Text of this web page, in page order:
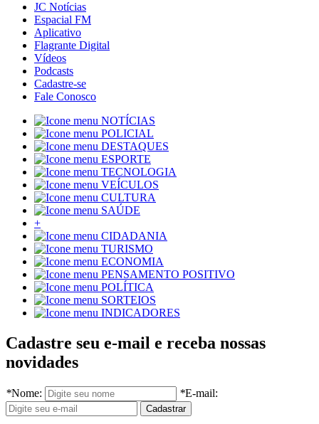
JC Notícias
Espacial FM
Aplicativo
Flagrante Digital
Vídeos
Podcasts
Cadastre-se
Fale Conosco
NOTÍCIAS
POLICIAL
DESTAQUES
ESPORTE
TECNOLOGIA
VEÍCULOS
CULTURA
SAÚDE
+
CIDADANIA
TURISMO
ECONOMIA
PENSAMENTO POSITIVO
POLÍTICA
SORTEIOS
INDICADORES
Cadastre seu e-mail e receba nossas
novidades
*Nome: *E-mail: